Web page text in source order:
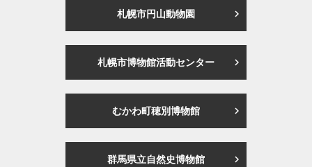
札幌市円山動物園
札幌市博物館活動センター
むかわ町穂別博物館
群馬県立自然史博物館